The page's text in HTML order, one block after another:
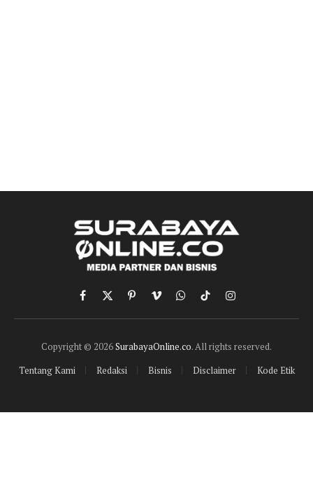
Facebook
X
(Twitter)
PinterestVimeoWhatsApp
TikTokInstagram
Copyright © 2026SurabayaOnline.co. All rights reserved.
Tentang Kami
Redaksi Bisnis Disclaimer Kode Etik